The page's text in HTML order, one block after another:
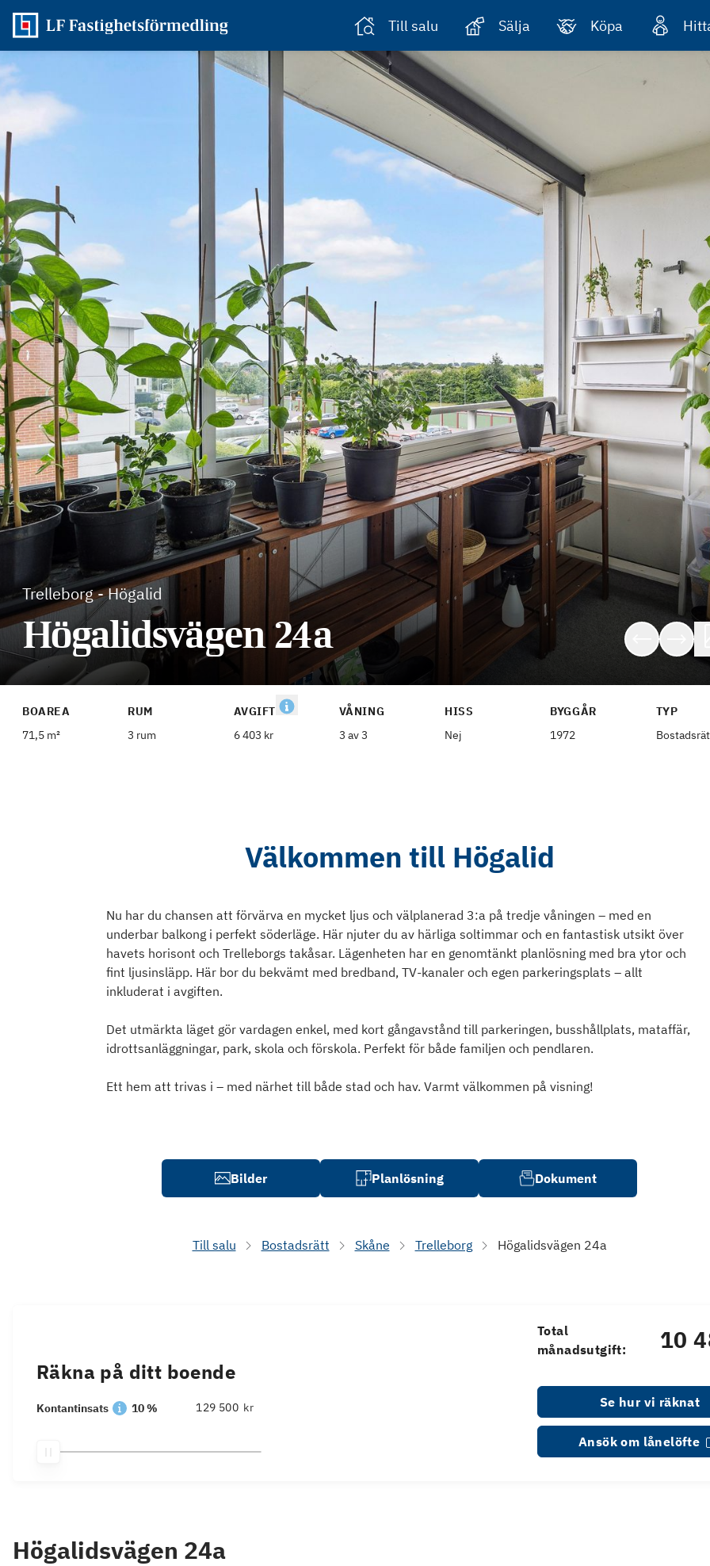
Till salu Sälja Köpa
Trelleborg-Högalid
Högalidsvägen 24a
BOAREA
71,5 m²
RUM
3 rum
AVGIFT
6 403 kr
VÅNING
3 av 3
HISS
Nej
BYGGÅR
1972
TYP
Välkommen till Högalid
Nu har du chansen att förvärva en mycket ljus och välplanerad 3:a på tredje våningen – med en
underbar balkong i perfekt söderläge. Här njuter du av härliga soltimmar och en fantastisk utsikt över
havets horisont och Trelleborgs takåsar. Lägenheten har en genomtänkt planlösning med bra ytor och
fint ljusinsläpp. Här bor du bekvämt med bredband, TV-kanaler och egen parkeringsplats – allt
inkluderat i avgiften.
Det utmärkta läget gör vardagen enkel, med kort gångavstånd till parkeringen, busshållplats, mataffär,
idrottsanläggningar, park, skola och förskola. Perfekt för både familjen och pendlaren.
Ett hem att trivas i – med närhet till både stad och hav. Varmt välkommen på visning!
Bilder Planlösning Dokument
Till salu Bostadsrätt Skåne Trelleborg Högalidsvägen 24a
Räkna på ditt boende
Kontantinsats 10 % kr
Total
månadsutgift:
10
Se hur vi räknat
Ansök om lånelöfte
Högalidsvägen 24a